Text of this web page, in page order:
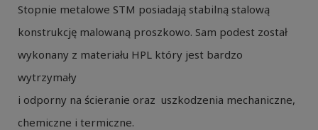
Stopnie metalowe STM posiadają stabilną stalową
konstrukcję malowaną proszkowo. Sam podest został
wykonany z materiału HPL który jest bardzo
wytrzymały
i odporny na ścieranie oraz uszkodzenia mechaniczne,
chemiczne i termiczne.